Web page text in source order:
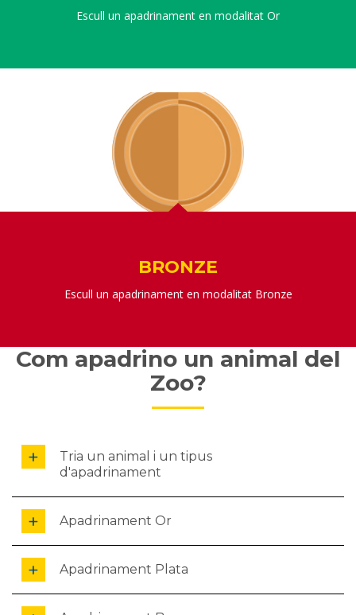
Escull un apadrinament en modalitat Or
BRONZE
Escull un apadrinament en modalitat Bronze
Com apadrino un animal del
Zoo?
Tria un animal i un tipus
d'apadrinament
Apadrinament Or
Apadrinament Plata